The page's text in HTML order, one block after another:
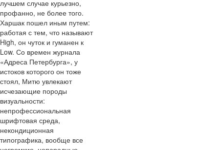
лучшем случае курьезно,
профанно, не более того.
Харшак пошел иным путем:
работая с тем, что называют
High, он чуток и гуманен к
Low. Со времен журнала
«Адреса Петербурга», у
истоков которого он тоже
стоял, Митю увлекают
исчезающие породы
визуальности:
непрофессиональная
шрифтовая среда,
некондиционная
типографика, вообще все